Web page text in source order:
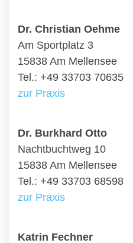
Dr. Christian Oehme
Am Sportplatz 3
15838 Am Mellensee
Tel.: +49 33703 70635
zur Praxis
Dr. Burkhard Otto
Nachtbuchtweg 10
15838 Am Mellensee
Tel.: +49 33703 68598
zur Praxis
Katrin Fechner